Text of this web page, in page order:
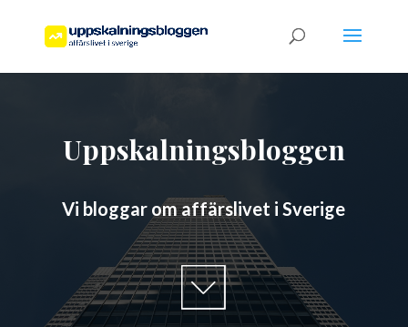
Uppskalningsbloggen
Vi bloggar om affärslivet i Sverige